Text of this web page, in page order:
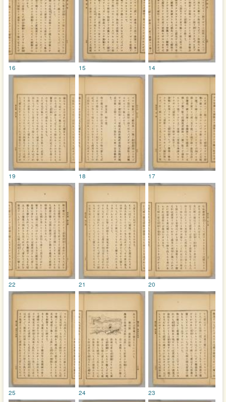
14
15
16
17
18
19
20
21
22
23
24
25